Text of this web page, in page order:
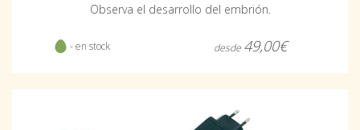
Observa el desarrollo del embrión.
- en stock desde 49,00€